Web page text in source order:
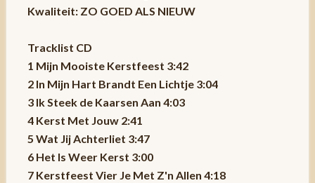
Kwaliteit: ZO GOED ALS NIEUW
Tracklist CD
1 Mijn Mooiste Kerstfeest 3:42
2 In Mijn Hart Brandt Een Lichtje 3:04
3 Ik Steek de Kaarsen Aan 4:03
4 Kerst Met Jouw 2:41
5 Wat Jij Achterliet 3:47
6 Het Is Weer Kerst 3:00
7 Kerstfeest Vier Je Met Z'n Allen 4:18